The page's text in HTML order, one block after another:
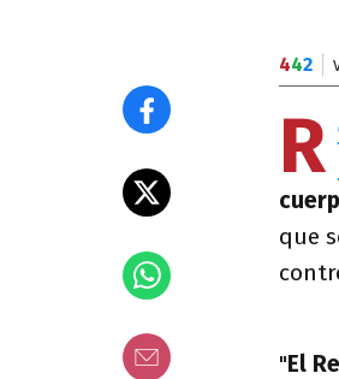
442
R
que
"El